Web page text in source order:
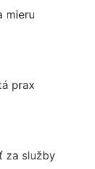
mieru
prax
za služby